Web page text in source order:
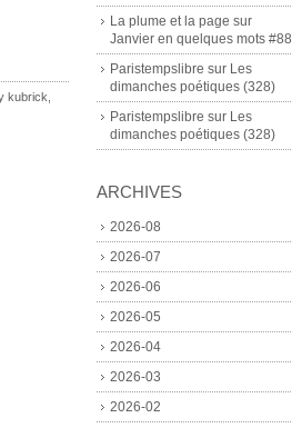
La plume et la page sur
Janvier en quelques mots #88
Paristempslibre sur Les
dimanches poétiques (328)
Paristempslibre sur Les
dimanches poétiques (328)
ARCHIVES
2026-08
2026-07
2026-06
2026-05
2026-04
2026-03
2026-02
kubrick